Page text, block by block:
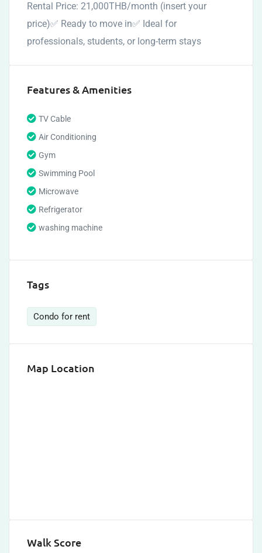
Rental Price: 21,000THB/month (insert your
price)✅ Ready to move in✅ Ideal for
professionals, students, or long-term stays
Features & Amenities
TV Cable
Air Conditioning
Gym
Swimming Pool
Microwave
Refrigerator
washing machine
Tags
Condo for rent
Map Location
Walk Score